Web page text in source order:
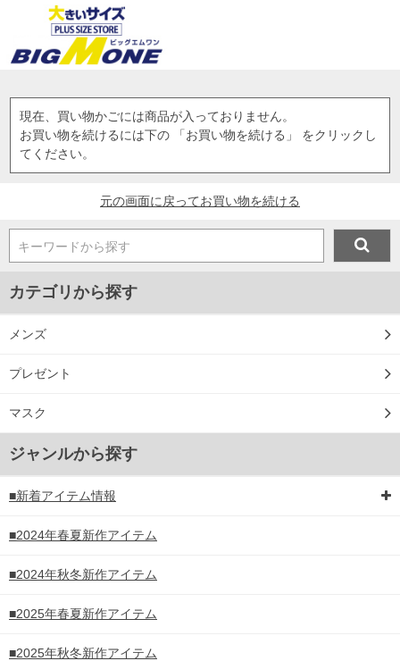
現在、買い物かごには商品が入っておりません。
お買い物を続けるには下の 「お買い物を続ける」 をクリックし
てください。
元の画面に戻ってお買い物を続ける
キーワードから探す
カテゴリから探す
メンズ
プレゼント
マスク
ジャンルから探す
■新着アイテム情報
■2024年春夏新作アイテム
■2024年秋冬新作アイテム
■2025年春夏新作アイテム
■2025年秋冬新作アイテム